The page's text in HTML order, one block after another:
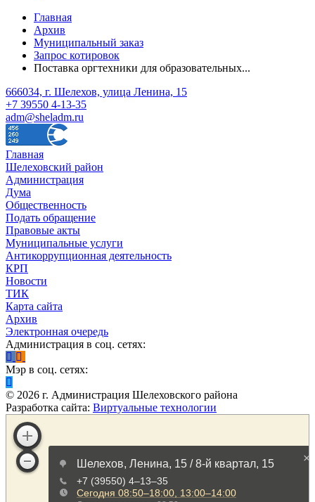
Главная
Архив
Муниципальный заказ
Запрос котировок
Поставка оргтехники для образовательных...
666034, г. Шелехов, улица Ленина, 15
+7 39550 4-13-35
adm@sheladm.ru
Главная
Шелеховский район
Администрация
Дума
Общественность
Подать обращение
Правовые акты
Муниципальные услуги
Антикоррупционная деятельность
КРП
Новости
ТИК
Карта сайта
Архив
Электронная очередь
Администрация в соц. сетях:
Мэр в соц. сетях:
© 2026 г. Администрация Шелеховского района
Разработка сайта: Виртуальные технологии